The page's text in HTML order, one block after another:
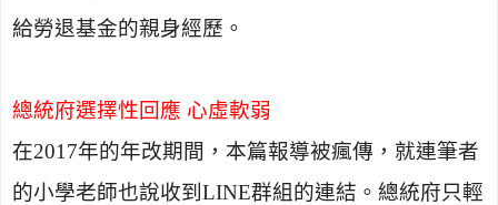
給勞退基金的親身經歷。
總統府選擇性回應 心虛軟弱
在2017年的年改期間，本篇報導被瘋傳，就連筆者
的小學老師也說收到 LINE群組的連結。總統府只輕